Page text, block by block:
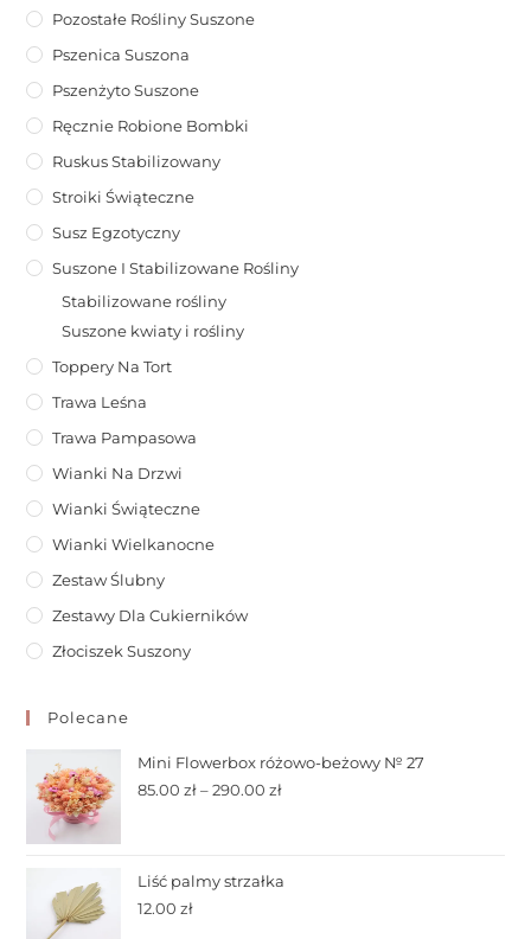
Pozostałe Rośliny Suszone
Pszenica Suszona
Pszenżyto Suszone
Ręcznie Robione Bombki
Ruskus Stabilizowany
Stroiki Świąteczne
Susz Egzotyczny
Suszone I Stabilizowane Rośliny
Stabilizowane rośliny
Suszone kwiaty i rośliny
Toppery Na Tort
Trawa Leśna
Trawa Pampasowa
Wianki Na Drzwi
Wianki Świąteczne
Wianki Wielkanocne
Zestaw Ślubny
Zestawy Dla Cukierników
Złociszek Suszony
Polecane
Mini Flowerbox różowo-beżowy № 27
85.00zł – 290.00zł
Liść palmy strzałka
12.00zł